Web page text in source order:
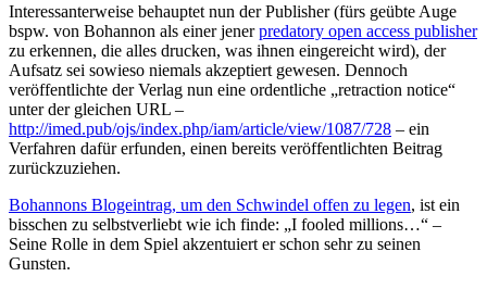
Interessanterweise behauptet nun der Publisher (fürs geübte Auge
bspw. von Bohannon als einer jenerpredatory open access publisher
zu erkennen, die alles drucken, was ihnen eingereicht wird), der
Aufsatz sei sowieso niemals akzeptiert gewesen. Dennoch
veröffentlichte der Verlag nun eine ordentliche „retraction notice“
unter der gleichen URL –
http://imed.pub/ojs/index.php/iam/article/view/1087/728 – ein
Verfahren dafür erfunden, einen bereits veröffentlichten Beitrag
zurückzuziehen.
Bohannons Blogeintrag, um den Schwindel offen zu legen, ist ein
bisschen zu selbstverliebt wie ich finde: „I fooled millions…“ –
Seine Rolle in dem Spiel akzentuiert er schon sehr zu seinen
Gunsten.